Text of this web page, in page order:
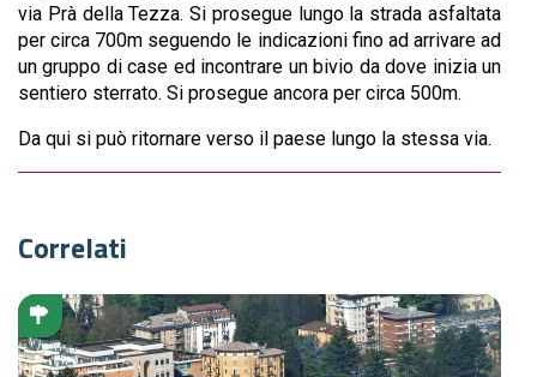
via Prà della Tezza. Si prosegue lungo la strada asfaltata
per circa 700m seguendo le indicazioni fino ad arrivare ad
un gruppo di case ed incontrare un bivio da dove inizia un
sentiero sterrato. Si prosegue ancora per circa 500m.
Da qui si può ritornare verso il paese lungo la stessa via.
Correlati